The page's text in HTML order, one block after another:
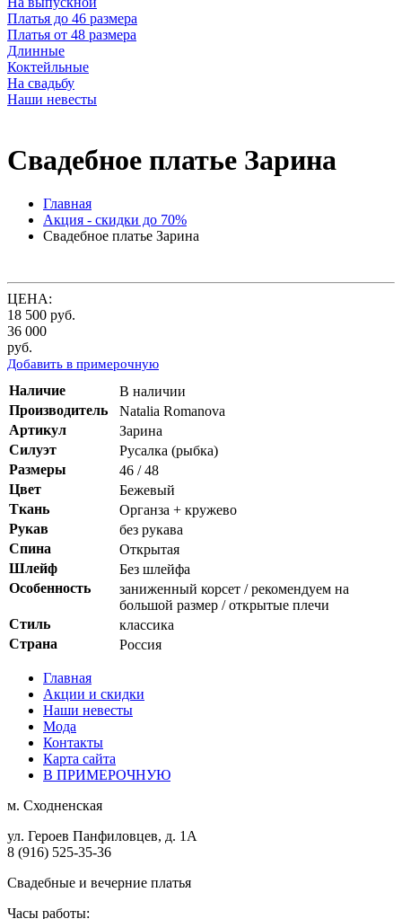
Платья до 46 размера
Платья от 48 размера
Длинные
Коктейльные
На свадьбу
Наши невесты
Свадебное платье Зарина
Главная
Акция - скидки до 70%
Свадебное платье Зарина
ЦЕНА:
18 500 руб.
36 000
руб.
Добавить в примерочную
Наличие
В наличии
Производитель
Natalia Romanova
Артикул
Зарина
Силуэт
Русалка (рыбка)
Размеры
46 / 48
Цвет
Бежевый
Ткань
Органза + кружево
Рукав
без рукава
Спина
Открытая
Шлейф
Без шлейфа
Особенность
заниженный корсет / рекомендуем на
большой размер / открытые плечи
Стиль
классика
Страна
Россия
Главная
Акции и скидки
Наши невесты
Мода
Контакты
Карта сайта
В ПРИМЕРОЧНУЮ
м. Сходненская
ул. Героев Панфиловцев, д. 1А
8 (916) 525-35-36
Свадебные и вечерние платья
Часы работы: